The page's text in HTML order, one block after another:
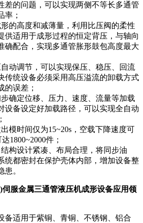
差的问题，可以实现两侧不等长多通管
率；
的高度和减薄量，利用比压阀的柔性
供适用于成形过程的恒定背压，与轴向
确配合，实现多通管胀形鼓包高度最大
动调节，可以实现保压、稳压、回流
传统设备必须采用高压溢流的卸载方式
的误差；
确定位移、压力、速度、流量等加载
设备设定好加载路径，可以实现全自动
模时间仅为15~20s，空载下降速度可
1800~2000件；
构设计紧凑、布局合理，将同步油
统都密封在保护壳体内部，增加设备整
。
伺服金属三通管液压机成形设备应用领
备适用于紫铜、青铜、不锈钢、铝合